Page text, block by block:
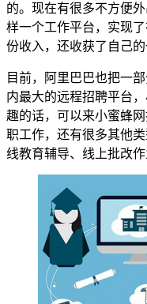
的。现在有很多不方便
样一个工作平台，实现
份收入，还收获了自己的
目前，阿里巴巴也把一
内最大的远程招聘平台
趣的话，可以来小蜜蜂
职工作，还有很多其他
线教育辅导、线上批改